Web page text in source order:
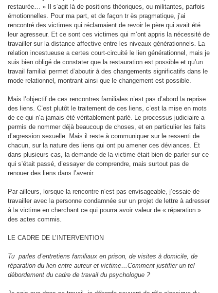
restaurée… » Il s’agit là de positions théoriques, ou militantes, parfois
émotionnelles. Pour ma part, et de façon tr ès pragmatique, j’ai
rencontré des victimes qui réclamaient de revoir le père qui avait été
leur agresseur. Et ce sont ces victimes qui m’ont appris la nécessité de
travailler sur la distance affective entre les niveaux générationnels. La
relation incestueuse a certes court-circuité le lien générationnel, mais je
suis bien obligé de constater que la restauration est possible et qu’un
travail familial permet d’aboutir à des changements significatifs dans le
mode relationnel, montrant ainsi que le changement est possible.
Mais l’objectif de ces rencontres familiales n’est pas d’abord la reprise
des liens. C’est plutôt le traitement de ces liens, c’est la mise en mots
de ce qui n’a jamais été véritablement parlé. Le processus judiciaire a
permis de nommer déjà beaucoup de choses, et en particulier les faits
d’agression sexuelle. Mais il reste à communiquer sur le ressenti de
chacun, sur la nature des liens qui ont pu amener ces déviances. Et
dans plusieurs cas, la demande de la victime était bien de parler sur ce
qui s’était passé, d’essayer de comprendre, mais surtout pas de
renouer des liens dans l’avenir.
Par ailleurs, lorsque la rencontre n’est pas envisageable, j’essaie de
travailler avec la personne condamnée sur un projet de lettre à adresser
à la victime en cherchant ce qui pourra avoir valeur de « réparation »
des actes commis.
LE CADRE DE L’INTERVENTION
Tu parles d’entretiens familiaux en prison, de visites à domicile, de
réparation du lien entre auteur et victime…Comment justifier un tel
débordement du cadre de travail du psychologue ?